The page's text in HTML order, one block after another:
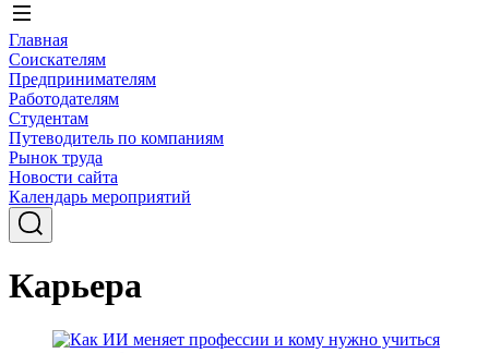
Главная
Соискателям
Предпринимателям
Работодателям
Студентам
Путеводитель по компаниям
Рынок труда
Новости сайта
Календарь мероприятий
Карьера